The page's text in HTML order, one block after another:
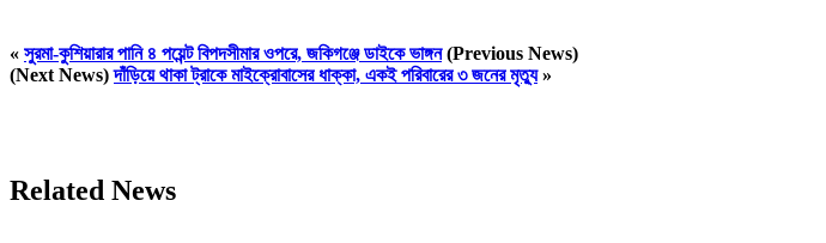
« সুরমা-কুশিয়ারার পানি ৪ পয়েন্ট বিপদসীমার ওপরে, জকিগঞ্জে ডাইকে ভাঙ্গন(Previous News)
(Next News)দাঁড়িয়ে থাকা ট্রাকে মাইক্রোবাসের ধাক্কা, একই পরিবারের ৩ জনের মৃত্যু»
Related News